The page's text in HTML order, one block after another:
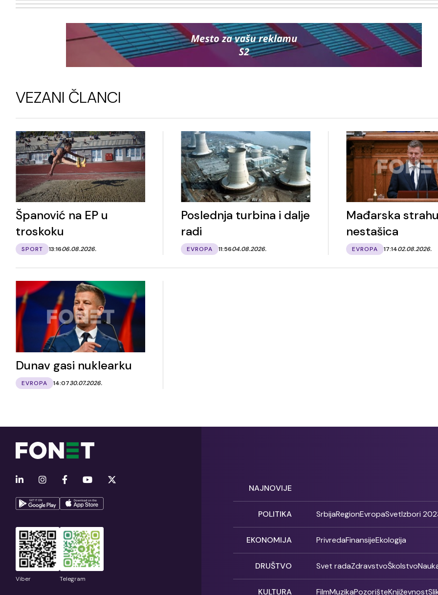
VEZANI ČLANCI
Španović na EP u
troskoku
SPORT 13:1606.08.2026.
Poslednja turbina i dalje
radi
EVROPA 11:5604.08.2026.
Mađarska
nestašica
EVROPA 17:1402.08.2026.
Dunav gasi nuklearku
EVROPA 14:0730.07.2026.
Viber Telegram
NAJNOVIJE
POLITIKA SrbijaRegionEvropaSvetIzbori
EKONOMIJA PrivredaFinansijeEkologija
DRUŠTVO Svet radaZdravstvoŠkolstvo
KULTURA FilmMuzikaPozorišteKnjiževnost